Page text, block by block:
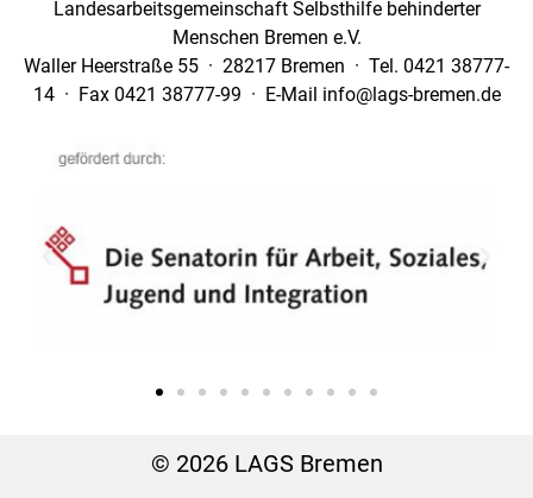
Landesarbeitsgemeinschaft Selbsthilfe behinderter
Menschen Bremen e.V.
Waller Heerstraße 55 · 28217 Bremen · Tel. 0421 38777-
14 · Fax 0421 38777-99 · E-Mail info@lags-bremen.de
© 2026 LAGS Bremen